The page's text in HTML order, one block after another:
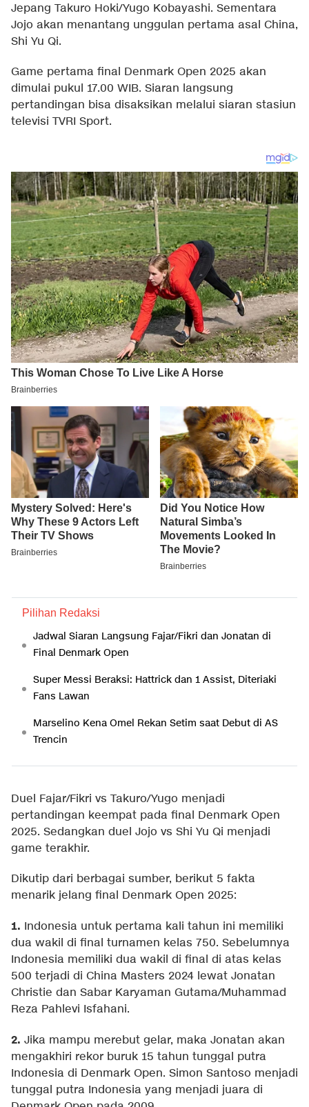
Jepang Takuro Hoki/Yugo Kobayashi. Sementara
Jojo akan menantang unggulan pertama asal China,
Shi Yu Qi.
Game pertama final Denmark Open 2025 akan
dimulai pukul 17.00 WIB. Siaran langsung
pertandingan bisa disaksikan melalui siaran stasiun
televisi TVRI Sport.
Pilihan Redaksi
Jadwal Siaran Langsung Fajar/Fikri dan Jonatan di
Final Denmark Open
Super Messi Beraksi: Hattrick dan 1 Assist, Diteriaki
Fans Lawan
Marselino Kena Omel Rekan Setim saat Debut di AS
Trencin
Duel Fajar/Fikri vs Takuro/Yugo menjadi
pertandingan keempat pada final Denmark Open
2025. Sedangkan duel Jojo vs Shi Yu Qi menjadi
game terakhir.
Dikutip dari berbagai sumber, berikut 5 fakta
menarik jelang final Denmark Open 2025:
1. Indonesia untuk pertama kali tahun ini memiliki
dua wakil di final turnamen kelas 750. Sebelumnya
Indonesia memiliki dua wakil di final di atas kelas
500 terjadi di China Masters 2024 lewat Jonatan
Christie dan Sabar Karyaman Gutama/Muhammad
Reza Pahlevi Isfahani.
2. Jika mampu merebut gelar, maka Jonatan akan
mengakhiri rekor buruk 15 tahun tunggal putra
Indonesia di Denmark Open. Simon Santoso menjadi
tunggal putra Indonesia yang menjadi juara di